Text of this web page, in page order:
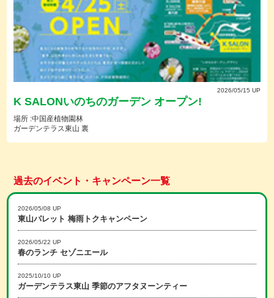
2026/05/15 UP
K SALONいのちのガーデン オープン!
場所 :中国産植物園林
ガーデンテラス東山 裏
過去のイベント・キャンペーン一覧
2026/05/08 UP
東山パレット 梅雨トクキャンペーン
2026/05/22 UP
春のランチ セゾニエール
2025/10/10 UP
ガーデンテラス東山 季節のアフタヌーンティー